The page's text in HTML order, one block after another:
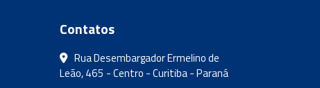
Contatos
Rua Desembargador Ermelino de
Leão, 465 - Centro - Curitiba - Paraná